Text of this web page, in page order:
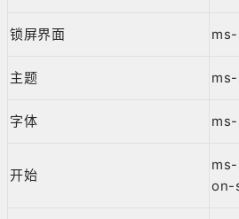
锁屏界面
主题
字体
开始
on-